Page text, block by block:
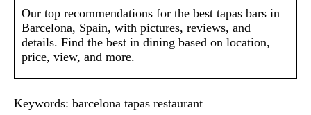
Our top recommendations for the best tapas bars in
Barcelona, Spain, with pictures, reviews, and
details. Find the best in dining based on location,
price, view, and more.
Keywords: barcelona tapas restaurant